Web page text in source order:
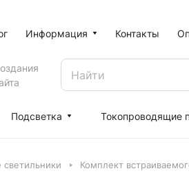
Информация Контакты
Подсветка Токопроводящие
Комплект